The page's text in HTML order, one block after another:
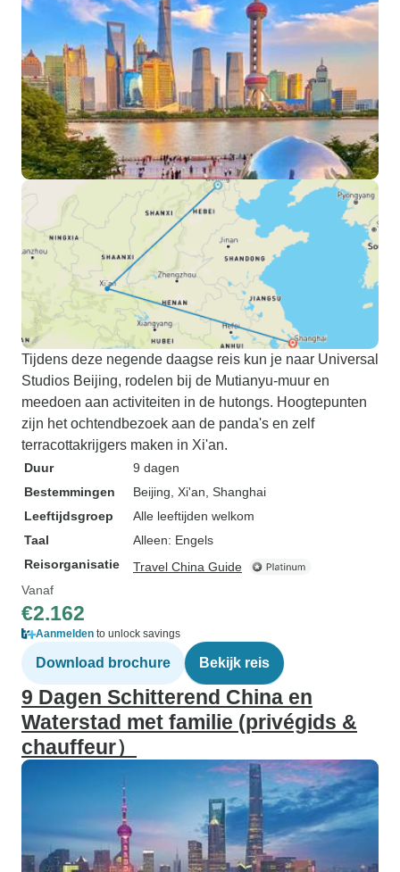
Tijdens deze negende daagse reis kun je naar Universal
Studios Beijing, rodelen bij de Mutianyu-muur en
meedoen aan activiteiten in de hutongs. Hoogtepunten
zijn het ochtendbezoek aan de panda's en zelf
terracottakrijgers maken in Xi'an.
Duur
9 dagen
Bestemmingen
Beijing , Xi'an , Shanghai
Leeftijdsgroep
Alle leeftijden welkom
Taal
Alleen: Engels
Reisorganisatie
Travel China Guide
Vanaf
€2.162
Aanmelden to unlock savings
Download brochure Bekijk reis
9 Dagen Schitterend China en
Waterstad met familie (privégids &
chauffeur）